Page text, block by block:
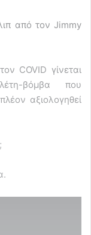
από τον Jimmy
COVID γίνεται
βόμβα που
αξιολογηθεί